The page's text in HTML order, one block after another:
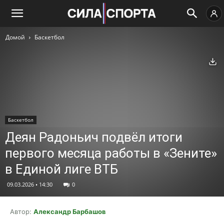
Домой Баскетбол
Баскетбол
Деян Радоньич подвёл итоги
первого месяца работы в «Зените»
в Единой лиге ВТБ
09.03.2026 • 14:30 0
Автор: Александр Барбашов